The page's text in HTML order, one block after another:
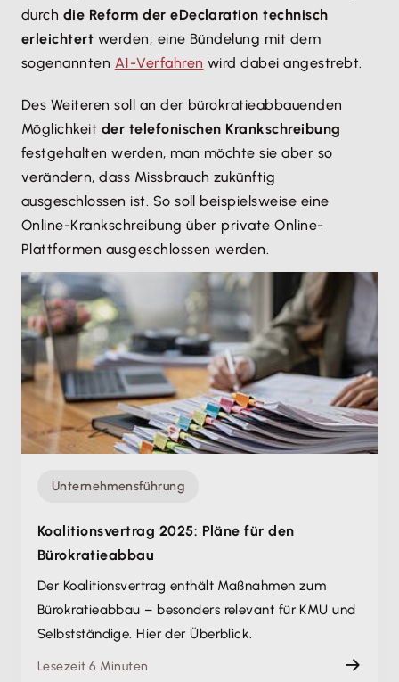
durch die Reform der eDeclaration technisch
erleichtert werden; eine Bündelung mit dem
sogenannten A1-Verfahren wird dabei angestrebt.
Des Weiteren soll an der bürokratieabbauenden
Möglichkeit der telefonischen Krankschreibung
festgehalten werden, man möchte sie aber so
verändern, dass Missbrauch zukünftig
ausgeschlossen ist. So soll beispielsweise eine
Online-Krankschreibung über private Online-
Plattformen ausgeschlossen werden.
Unternehmensführung
Koalitionsvertrag 2025: Pläne für den
Bürokratieabbau
Der Koalitionsvertrag enthält Maßnahmen zum
Bürokratieabbau – besonders relevant für KMU und
Selbstständige. Hier der Überblick.
Lesezeit 6 Minuten